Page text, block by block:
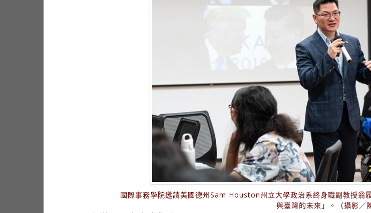
國際事務學院邀請美國德州Sam Houston州立大學政治系終身職副教授翁
與臺灣的未來」。（攝影／